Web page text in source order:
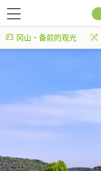
冈山・备前的观光